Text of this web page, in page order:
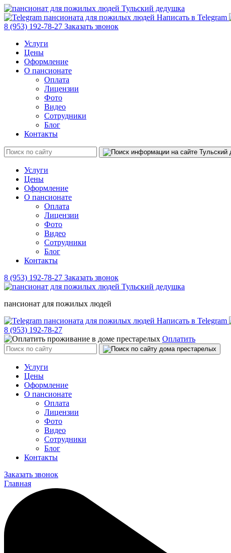
Написать в Telegram
8 (953) 192-78-27 Заказать звонок
Услуги
Цены
Оформление
О пансионате
Оплата
Лицензии
Фото
Видео
Сотрудники
Блог
Контакты
Услуги
Цены
Оформление
О пансионате
Оплата
Лицензии
Фото
Видео
Сотрудники
Блог
Контакты
8 (953) 192-78-27 Заказать звонок
пансионат для пожилых людей
Написать в Telegram
8 (953) 192-78-27
Оплатить
Услуги
Цены
Оформление
О пансионате
Оплата
Лицензии
Фото
Видео
Сотрудники
Блог
Контакты
Заказать звонок
Главная